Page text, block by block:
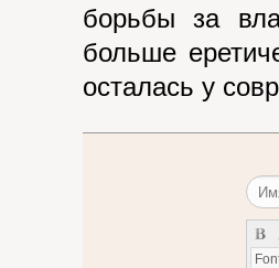
борьбы за
больше
осталась у